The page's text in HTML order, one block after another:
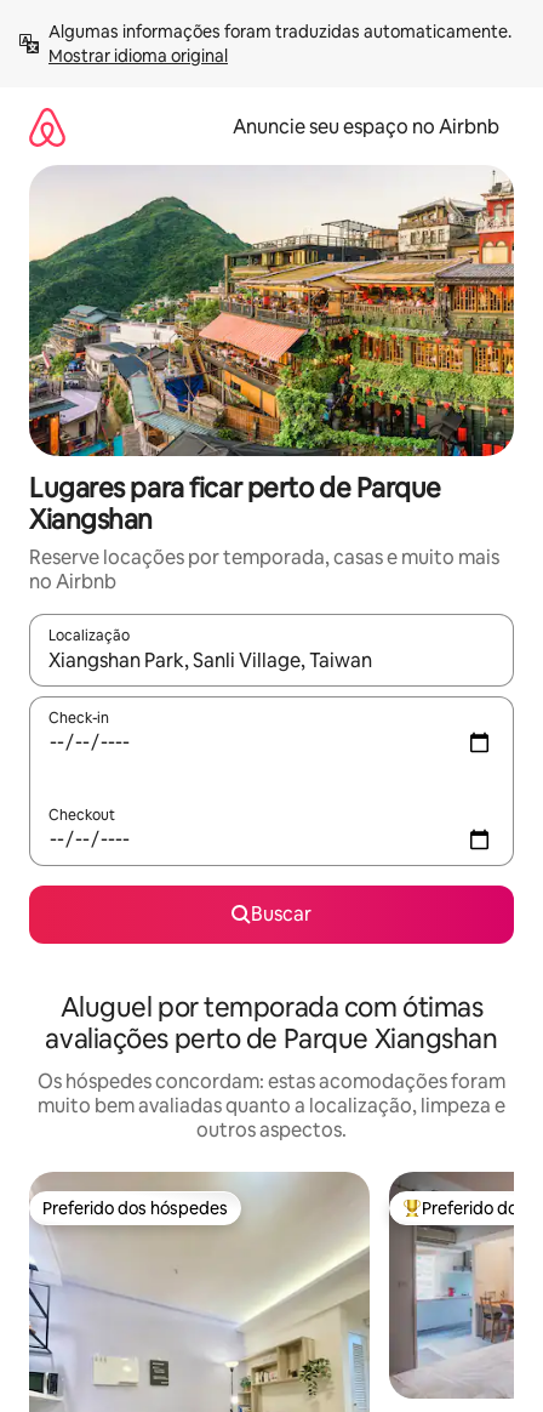
para
Mostrar idioma original
Anuncie seu espaço no Airbnb
Lugares para ficar perto de Parque
Xiangshan
Reserve locações por temporada, casas e muito mais
no Airbnb
Localização
Quando os resultados estiverem disponíveis, explore-os
Check-in
Checkout
Buscar
Aluguel por temporada com ótimas
avaliações perto de Parque Xiangshan
Os hóspedes concordam: estas acomodações foram
muito bem avaliadas quanto a localização, limpeza e
outros aspectos.
Preferido dos hóspedes
Preferido dos hóspedes Entre os
Preferido dos